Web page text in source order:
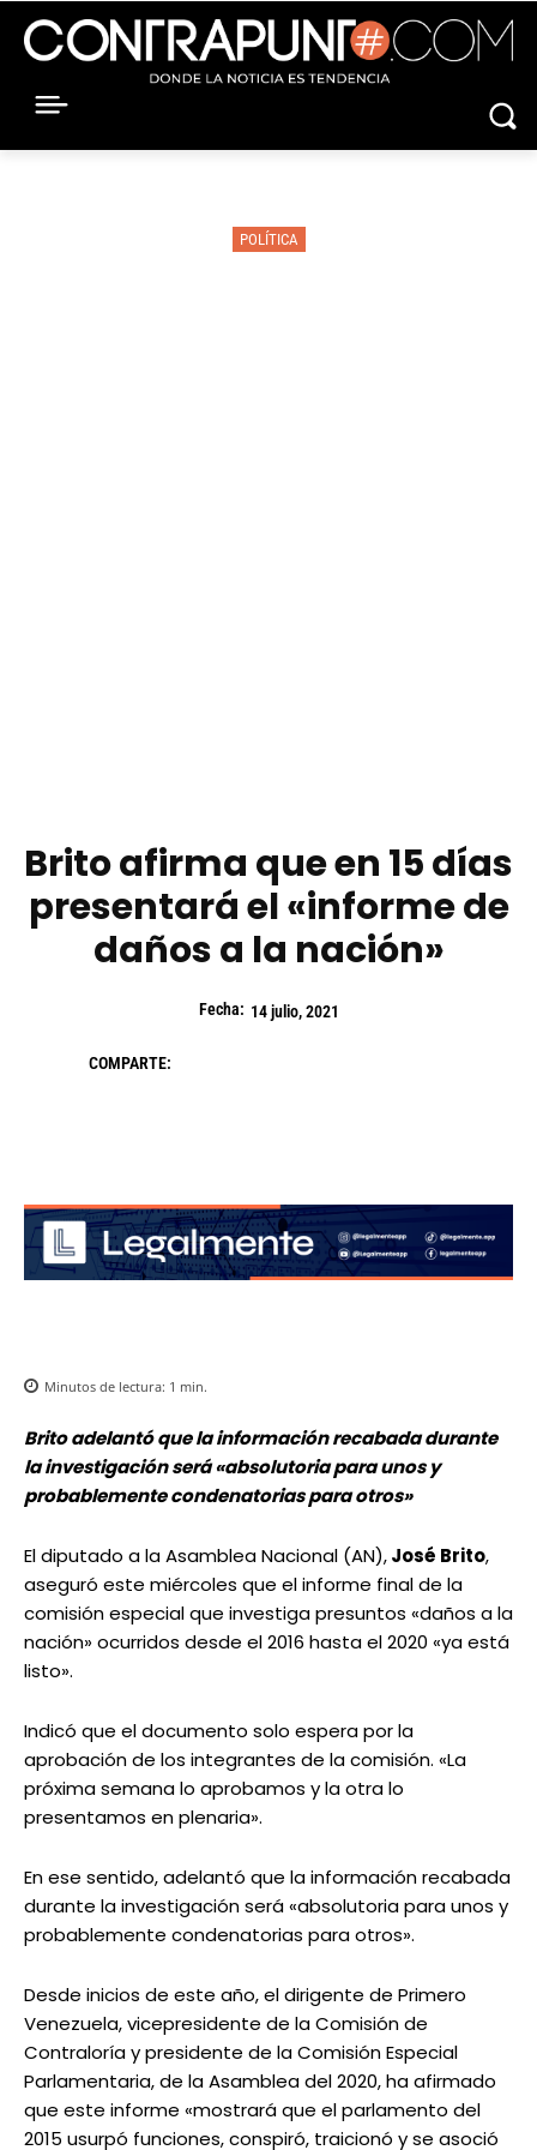
POLÍTICA
Brito afirma que en 15 días
presentará el «informe de
daños a la nación»
Fecha: 14 julio, 2021
COMPARTE:
Minutos de lectura: 1 min.
Brito adelantó que la información recabada durante
la investigación será «absolutoria para unos y
probablemente condenatorias para otros»
El diputado a la Asamblea Nacional (AN),José Brito,
aseguró este miércoles que el informe final de la
comisión especial que investiga presuntos «daños a la
nación» ocurridos desde el 2016 hasta el 2020 «ya está
listo».
Indicó que el documento solo espera por la
aprobación de los integrantes de la comisión. «La
próxima semana lo aprobamos y la otra lo
presentamos en plenaria».
En ese sentido, adelantó que la información recabada
durante la investigación será «absolutoria para unos y
probablemente condenatorias para otros».
Desde inicios de este año, el dirigente de Primero
Venezuela, vicepresidente de la Comisión de
Contraloría y presidente de la Comisión Especial
Parlamentaria, de la Asamblea del 2020, ha afirmado
que este informe «mostrará que el parlamento del
2015 usurpó funciones, conspiró, traicionó y se asoció